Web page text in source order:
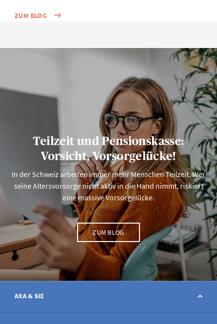
ZUM BLOG
Teilzeit und Pensionskasse:
Vorsicht, Vorsorgelücke!
In der Schweiz arbeiten immer mehr Menschen Teilzeit. Wer
seine Altersvorsorge nicht aktiv in die Hand nimmt, riskiert
eine massive Vorsorgelücke.
ZUM BLOG
AXA & SIE